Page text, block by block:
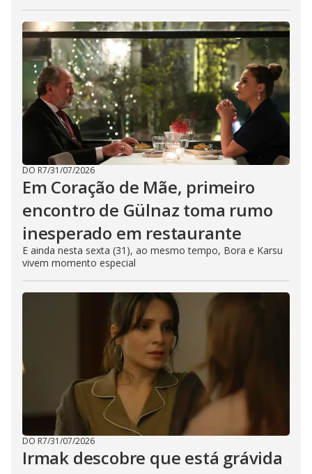
DO R7/31/07/2026
Em Coração de Mãe, primeiro
encontro de Gülnaz toma rumo
inesperado em restaurante
E ainda nesta sexta (31), ao mesmo tempo, Bora e Karsu
vivem momento especial
DO R7/31/07/2026
Irmak descobre que está grávida